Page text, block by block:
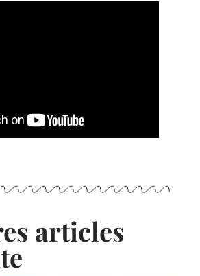
articles